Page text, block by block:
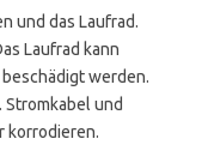
und das Laufrad.
Laufrad kann
werden.
und
korrodieren.